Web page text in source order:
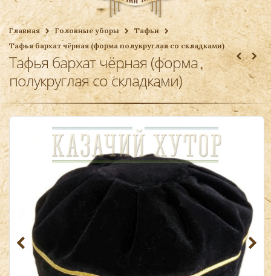
Список желаемого
Ваша корзина
Главная Головные уборы
Тафьи
Тафья бархат чёрная (форма полукруглая со складками)
Тафья бархат чёрная (форма
полукруглая со складками)